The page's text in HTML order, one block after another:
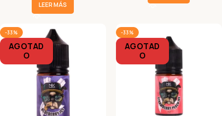
LEER MÁS
-33%
AGOTAD
O
-33%
AGOTAD
O